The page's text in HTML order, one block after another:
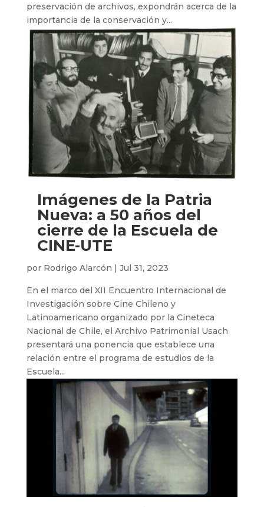
preservación de archivos, expondrán acerca de la
importancia de la conservación y...
Imágenes de la Patria
Nueva: a 50 años del
cierre de la Escuela de
CINE-UTE
por Rodrigo Alarcón | Jul 31, 2023
En el marco del XII Encuentro Internacional de
Investigación sobre Cine Chileno y
Latinoamericano organizado por la Cineteca
Nacional de Chile, el Archivo Patrimonial Usach
presentará una ponencia que establece una
relación entre el programa de estudios de la
Escuela...